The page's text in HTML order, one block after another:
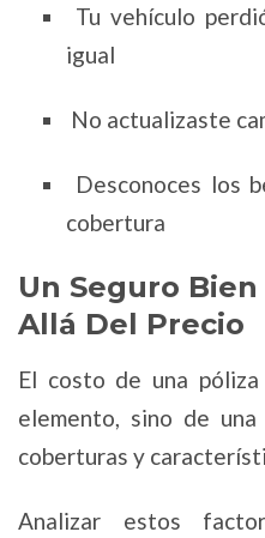
Tu vehículo
igual
No actualizaste
Desconoces los
cobertura
Un Seguro
Allá Del Precio
El costo de una
elemento, sino de una
coberturas y
Analizar estos